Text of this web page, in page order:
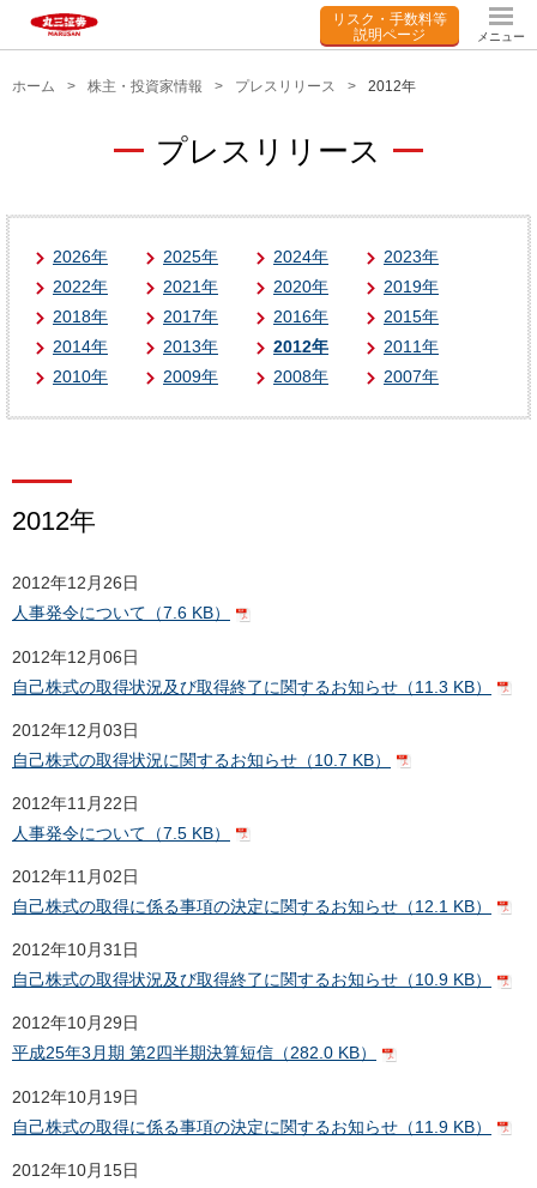
リスク・手数料等
説明ページ メニュー
ホーム 株主・投資家情報 プレスリリース 2012年
プレスリリース
2026年 2025年 2024年
2023年
2022年
2021年 2020年
2019年
2018年
2017年 2016年
2015年
2014年
2013年 2012年
2011年
2010年
2009年 2008年 2007年
2012年
2012年12月26日
人事発令について（7.6 KB）
2012年12月06日
自己株式の取得状況及び取得終了に関するお知らせ（11.3 KB）
2012年12月03日
自己株式の取得状況に関するお知らせ（10.7 KB）
2012年11月22日
人事発令について（7.5 KB）
2012年11月02日
自己株式の取得に係る事項の決定に関するお知らせ（12.1 KB）
2012年10月31日
自己株式の取得状況及び取得終了に関するお知らせ（10.9 KB）
2012年10月29日
平成25年3月期 第2四半期決算短信（282.0 KB）
2012年10月19日
自己株式の取得に係る事項の決定に関するお知らせ（11.9 KB）
2012年10月15日